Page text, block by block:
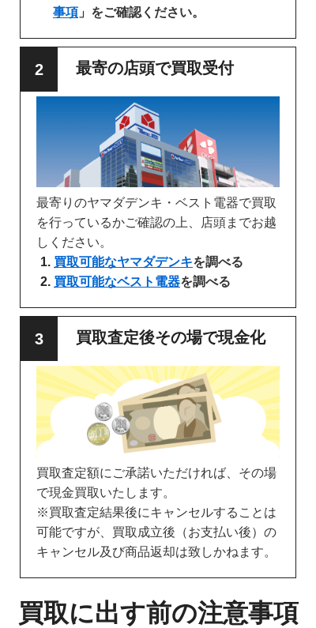
事項 」をご確認ください。
最寄の店頭で買取受付
最寄りのヤマダデンキ・ベスト電器で買取
を行っているかご確認の上、店頭までお越
しください。
買取可能なヤマダデンキを調べる
買取可能なベスト電器を調べる
買取査定後その場で現金化
買取査定額にご承諾いただければ、その場
で現金買取いたします。
※買取査定結果後にキャンセルすることは
可能ですが、買取成立後（お支払い後）の
キャンセル及び商品返却は致しかねます。
買取に出す前の注意事項